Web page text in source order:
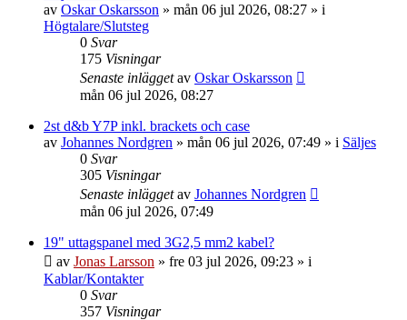
av Oskar Oskarsson » mån 06 jul 2026, 08:27 » i
Högtalare/Slutsteg
0 Svar
175 Visningar
Senaste inläggetav Oskar Oskarsson
mån 06 jul 2026, 08:27
2st d&b Y7P inkl. brackets och case
av Johannes Nordgren » mån 06 jul 2026, 07:49 » i Säljes
0 Svar
305 Visningar
Senaste inläggetav Johannes Nordgren
mån 06 jul 2026, 07:49
19" uttagspanel med 3G2,5 mm2 kabel?
av Jonas Larsson » fre 03 jul 2026, 09:23 » i
Kablar/Kontakter
0 Svar
357 Visningar